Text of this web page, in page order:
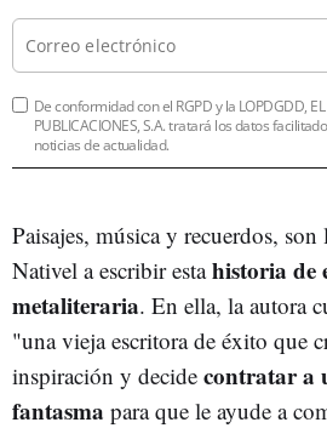
De conformidad con el RGPD y la LOPDGDD, EL
PUBLICACIONES, S.A. tratará los datos
noticias de actualidad.
Paisajes, música y recuerdos,
Nativel a escribir estahistoria de
metaliteraria. En ella, la autora
"una vieja escritora de éxito que
inspiración y decide contratar a
fantasma para que le ayude a